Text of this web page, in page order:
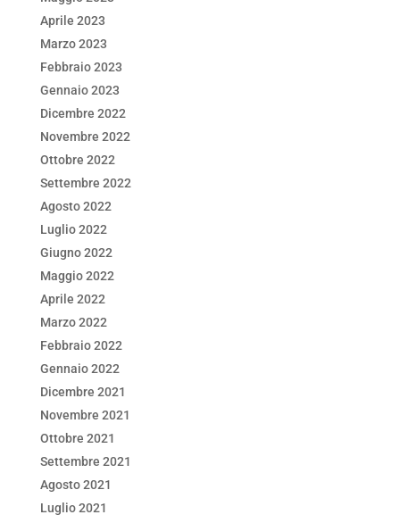
Aprile 2023
Marzo 2023
Febbraio 2023
Gennaio 2023
Dicembre 2022
Novembre 2022
Ottobre 2022
Settembre 2022
Agosto 2022
Luglio 2022
Giugno 2022
Maggio 2022
Aprile 2022
Marzo 2022
Febbraio 2022
Gennaio 2022
Dicembre 2021
Novembre 2021
Ottobre 2021
Settembre 2021
Agosto 2021
Luglio 2021